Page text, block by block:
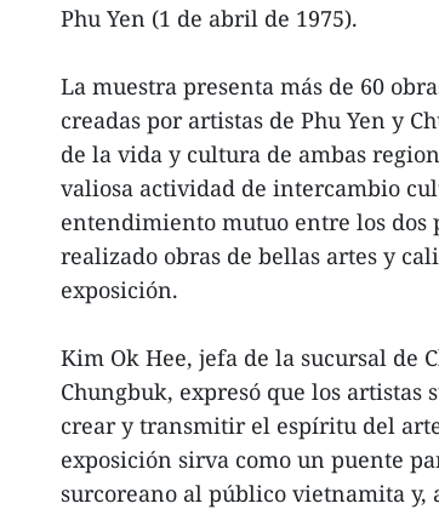
Phu Yen (1 de abril de 1975).
La muestra presenta más de 60
creadas por artistas de Phu Yen y
de la vida y cultura de ambas
valiosa actividad de intercambio
entendimiento mutuo entre los dos
realizado obras de bellas artes y
exposición.
Kim Ok Hee, jefa de la sucursal de
Chungbuk, expresó que los artistas
crear y transmitir el espíritu del
exposición sirva como un puente
surcoreano al público vietnamita y,